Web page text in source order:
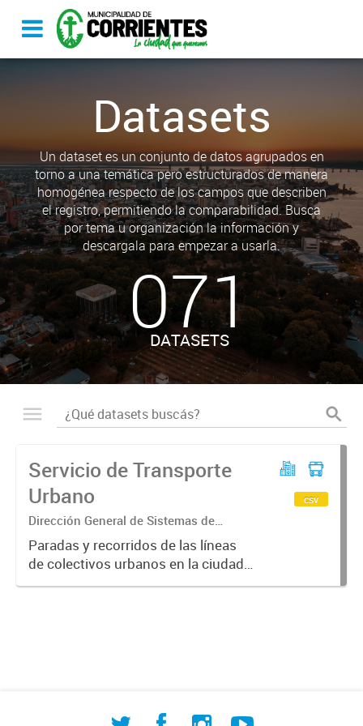
Datasets
Un dataset es un conjunto de datos agrupados en
torno a una temática pero estructurados de manera
homogénea respecto de los campos que describen
el registro, permitiendo la comparabilidad. Busca
por tema u organización la información y
descargala para empezar a usarla.
071
DATASETS
Servicio de Transporte
Urbano
Dirección General de Sistemas de
Información Geográfica
Paradas y recorridos de las líneas
de colectivos urbanos en la ciudad
de Corrientes
csv